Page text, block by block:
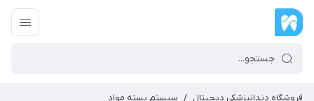
فروشگاه دندانپزشکی دیجیتال / سیستم بسته مواد